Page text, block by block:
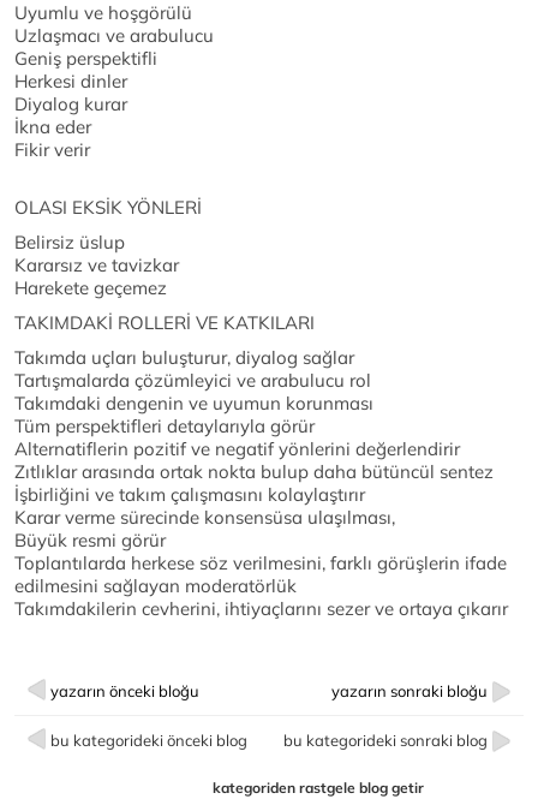
Uyumlu ve hoşgörülü
Uzlaşmacı ve arabulucu
Geniş perspektifli
Herkesi dinler
Diyalog kurar
İkna eder
Fikir verir
OLASI EKSİK YÖNLERİ
Belirsiz üslup
Kararsız ve tavizkar
Harekete geçemez
TAKIMDAKİ ROLLERİ VE KATKILARI
Takımda uçları buluşturur, diyalog sağlar
Tartışmalarda çözümleyici ve arabulucu rol
Takımdaki dengenin ve uyumun korunması
Tüm perspektifleri detaylarıyla görür
Alternatiflerin pozitif ve negatif yönlerini değerlendirir
Zıtlıklar arasında ortak nokta bulup daha bütüncül sentez
İşbirliğini ve takım çalışmasını kolaylaştırır
Karar verme sürecinde konsensüsa ulaşılması,
Büyük resmi görür
Toplantılarda herkese söz verilmesini, farklı görüşlerin ifade
edilmesini sağlayan moderatörlük
Takımdakilerin cevherini, ihtiyaçlarını sezer ve ortaya çıkarır
yazarın önceki bloğu yazarın sonraki bloğu
bu kategorideki önceki blog bu kategorideki sonraki blog
kategoriden rastgele blog getir